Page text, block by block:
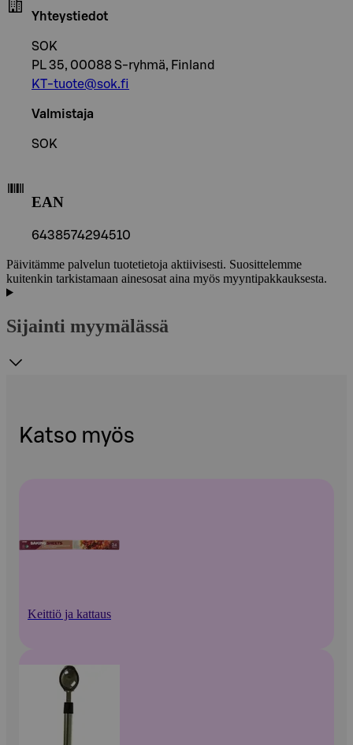
Yhteystiedot
SOK
PL 35, 00088 S-ryhmä, Finland
KT-tuote@sok.fi
Valmistaja
SOK
EAN
6438574294510
Päivitämme palvelun tuotetietoja aktiivisesti. Suosittelemme
kuitenkin tarkistamaan ainesosat aina myös myyntipakkauksesta.
Sijainti myymälässä
Katso myös
Keittiö ja kattaus